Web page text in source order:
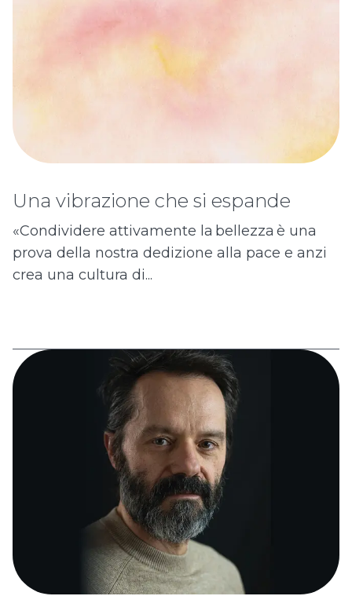
Una vibrazione che si espande
«Condividere attivamente la bellezza è una
prova della nostra dedizione alla pace e anzi
crea una cultura di...